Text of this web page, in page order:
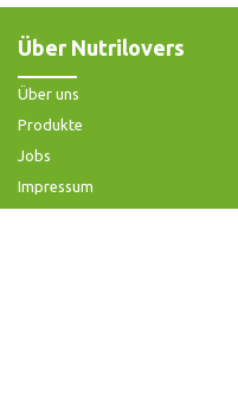
Über Nutrilovers
Über uns
Produkte
Jobs
Impressum